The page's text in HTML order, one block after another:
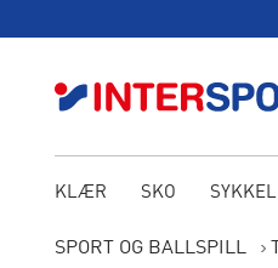
KLÆR SKO SYKKEL
SPORT OG BALLSPILL